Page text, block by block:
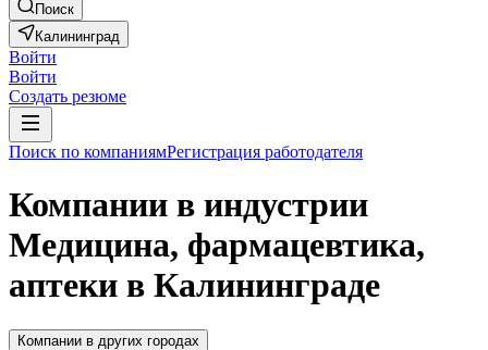
Поиск
Калининград
Войти
Войти
Создать резюме
Поиск по компаниямРегистрация работодателя
Компании в индустрии
Медицина, фармацевтика,
аптеки в Калининграде
Компании в других городах